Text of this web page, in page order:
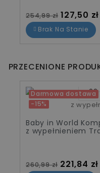
Cena
254,99 zł Cena
127,50 zł
Brak Na Stanie
PRZECENIONE
Darmowa dostawa
-15%
00
Baby in World
z wypełnieniem
Cena
260,99 zł Cena
221,84 zł